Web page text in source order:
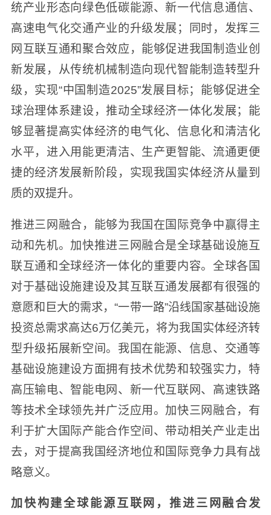
统产业形态向绿色低碳能源、新一代信息通信、
高速电气化交通产业的升级发展；同时，发挥三
网互联互通和聚合效应，能够促进我国制造业创
新发展，从传统机械制造向现代智能制造转型升
级，实现“中国制造2025”发展目标；能够促进全
球治理体系建设，推动全球经济一体化发展；能
够显著提高实体经济的电气化、信息化和清洁化
水平，进入用能更清洁、生产更智能、流通更便
捷的经济发展新阶段，实现我国实体经济从量到
质的双提升。
推进三网融合，能够为我国在国际竞争中赢得主
动和先机。加快推进三网融合是全球基础设施互
联互通和全球经济一体化的重要内容。全球各国
对于基础设施建设及其互联互通发展都有很强的
意愿和巨大的需求，“一带一路”沿线国家基础设施
投资总需求高达6万亿美元，将为我国实体经济转
型升级拓展新空间。我国在能源、信息、交通等
基础设施建设方面拥有技术优势和较强实力，特
高压输电、智能电网、新一代互联网、高速铁路
等技术全球领先并广泛应用。加快三网融合，有
利于扩大国际产能合作空间、带动相关产业走出
去，对于提高我国经济地位和国际竞争力具有战
略意义。
加快构建全球能源互联网，推进三网融合发